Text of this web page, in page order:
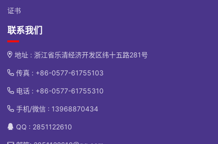
证书
联系我们
地址 : 浙江省乐清经济开发区纬十五路281号
传真 : +86-0577-61755103
电话 : +86-0577-61755310
手机/微信 : 13968870434
QQ : 2851122610